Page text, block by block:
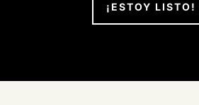
¡ESTOY LISTO!